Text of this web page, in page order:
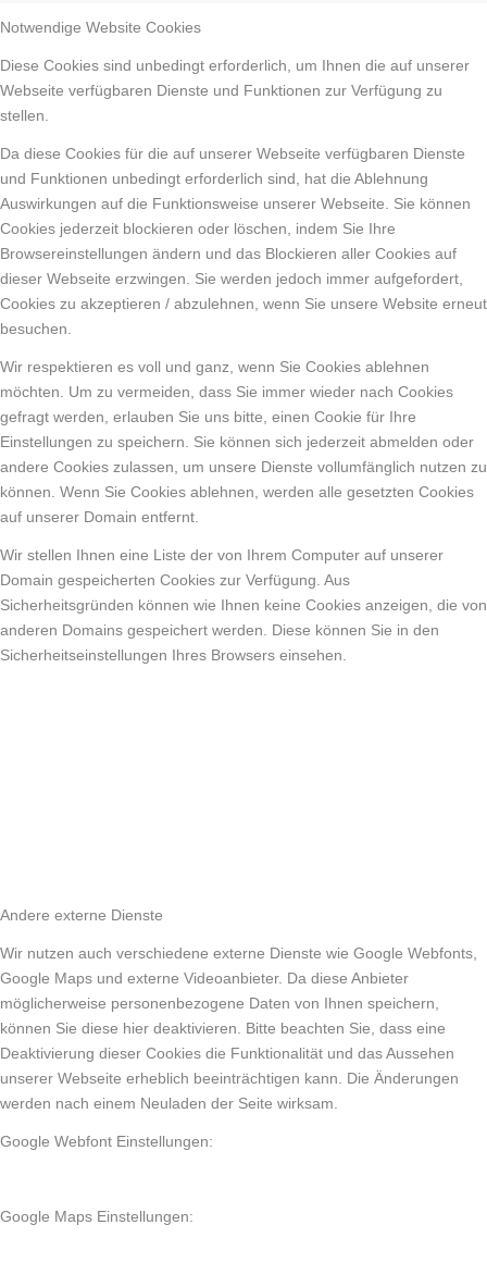
Notwendige Website Cookies
Diese Cookies sind unbedingt erforderlich, um Ihnen die auf unserer
Webseite verfügbaren Dienste und Funktionen zur Verfügung zu
stellen.
Da diese Cookies für die auf unserer Webseite verfügbaren Dienste
und Funktionen unbedingt erforderlich sind, hat die Ablehnung
Auswirkungen auf die Funktionsweise unserer Webseite. Sie können
Cookies jederzeit blockieren oder löschen, indem Sie Ihre
Browsereinstellungen ändern und das Blockieren aller Cookies auf
dieser Webseite erzwingen. Sie werden jedoch immer aufgefordert,
Cookies zu akzeptieren / abzulehnen, wenn Sie unsere Website erneut
besuchen.
Wir respektieren es voll und ganz, wenn Sie Cookies ablehnen
möchten. Um zu vermeiden, dass Sie immer wieder nach Cookies
gefragt werden, erlauben Sie uns bitte, einen Cookie für Ihre
Einstellungen zu speichern. Sie können sich jederzeit abmelden oder
andere Cookies zulassen, um unsere Dienste vollumfänglich nutzen zu
können. Wenn Sie Cookies ablehnen, werden alle gesetzten Cookies
auf unserer Domain entfernt.
Wir stellen Ihnen eine Liste der von Ihrem Computer auf unserer
Domain gespeicherten Cookies zur Verfügung. Aus
Sicherheitsgründen können wie Ihnen keine Cookies anzeigen, die von
anderen Domains gespeichert werden. Diese können Sie in den
Sicherheitseinstellungen Ihres Browsers einsehen.
Andere externe Dienste
Wir nutzen auch verschiedene externe Dienste wie Google Webfonts,
Google Maps und externe Videoanbieter. Da diese Anbieter
möglicherweise personenbezogene Daten von Ihnen speichern,
können Sie diese hier deaktivieren. Bitte beachten Sie, dass eine
Deaktivierung dieser Cookies die Funktionalität und das Aussehen
unserer Webseite erheblich beeinträchtigen kann. Die Änderungen
werden nach einem Neuladen der Seite wirksam.
Google Webfont Einstellungen:
Google Maps Einstellungen: